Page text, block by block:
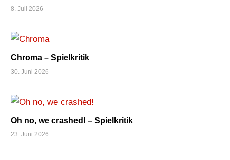
8. Juli 2026
Chroma – Spielkritik
30. Juni 2026
Oh no, we crashed! – Spielkritik
23. Juni 2026